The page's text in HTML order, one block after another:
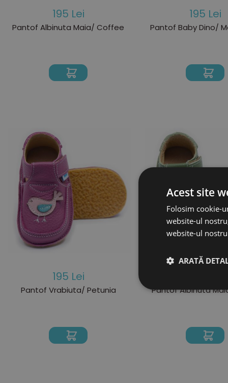
195 Lei
Pantof Albinuta Maia/ Coffee
195 Lei
Pantof Baby Dino/
195 Lei
Pantof Vrabiuta/ Petunia Pantof Albinuta
Acest site
Folosim cookie-
website-ul
website-ul
ARATĂ